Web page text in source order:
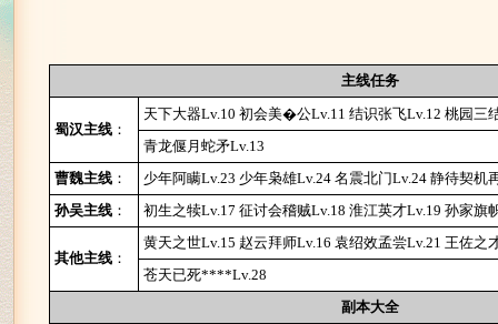
主线任务
蜀汉主线 ：
天下大器Lv.10初会美�公Lv.11 结识张飞Lv.12 桃园三
青龙偃月蛇矛Lv.13
曹魏主线 ： 少年阿瞒Lv.23 少年枭雄Lv.24 名震北门Lv.24静待契机
孙吴主线 ： 初生之犊Lv.17 征讨会稽贼Lv.18 淮江英才Lv.19 孙家旗
其他主线 ：
黄天之世Lv.15 赵云拜师Lv.16 袁绍效孟尝Lv.21王佐之
苍天已死****Lv.28
副本大全